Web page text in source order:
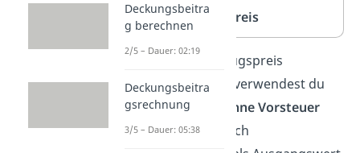
= Einstandspreis
Wenn du den Bezugspreis
berechnest, dann verwendest du
denListenpreis ohne Vorsteuer
(umgangssprachlich
Deckungsbeitra
g berechnen
2/5 – Dauer: 02:19
Deckungsbeitra
gsrechnung
3/5 – Dauer: 05:38